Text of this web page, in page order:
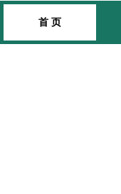
首 页